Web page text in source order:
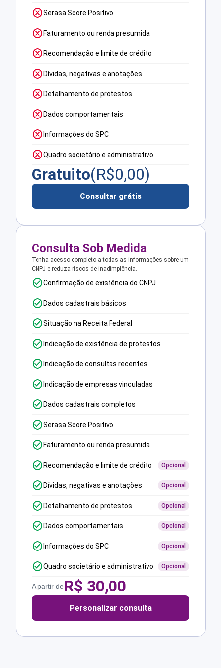
Serasa Score Positivo
Faturamento ou renda presumida
Recomendação e limite de crédito
Dívidas, negativas e anotações
Detalhamento de protestos
Dados comportamentais
Informações do SPC
Quadro societário e administrativo
Gratuito(R$0,00)
Consultar grátis
Consulta Sob Medida
Tenha acesso completo a todas as informações sobre um
CNPJ e reduza riscos de inadimplência.
Confirmação de existência do CNPJ
Dados cadastrais básicos
Situação na Receita Federal
Indicação de existência de protestos
Indicação de consultas recentes
Indicação de empresas vinculadas
Dados cadastrais completos
Serasa Score Positivo
Faturamento ou renda presumida
Recomendação e limite de crédito Opcional
Dívidas, negativas e anotações Opcional
Detalhamento de protestos Opcional
Dados comportamentais Opcional
Informações do SPC Opcional
Quadro societário e administrativo Opcional
A partir deR$ 30,00
Personalizar consulta